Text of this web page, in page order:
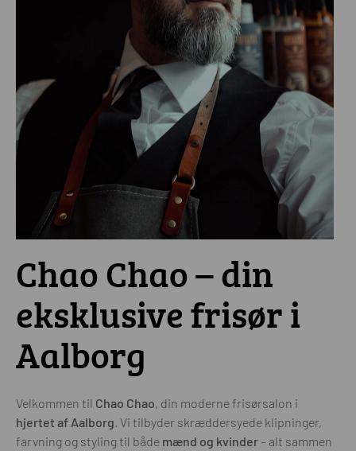
Chao Chao – din
eksklusive frisør i
Aalborg
Velkommen til Chao Chao, din moderne frisørsalon i
hjertet af Aalborg . Vi tilbyder skræddersyede klipninger,
farvning og styling til både mænd og kvinder – alt sammen